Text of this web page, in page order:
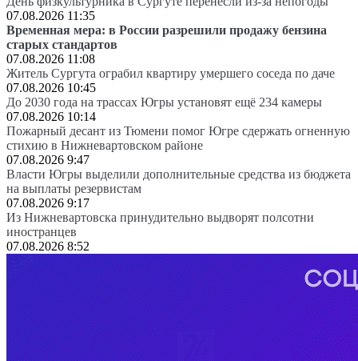
07.08.2026 11:35
Временная мера: в России разрешили продажу бензина
старых стандартов
07.08.2026 11:08
Житель Сургута ограбил квартиру умершего соседа по даче
07.08.2026 10:45
До 2030 года на трассах Югры установят ещё 234 камеры
07.08.2026 10:14
Пожарный десант из Тюмени помог Югре сдержать огненную
стихию в Нижневартовском районе
07.08.2026 9:47
Власти Югры выделили дополнительные средства из бюджета
на выплаты резервистам
07.08.2026 9:17
Из Нижневартовска принудительно выдворят полсотни
иностранцев
07.08.2026 8:52